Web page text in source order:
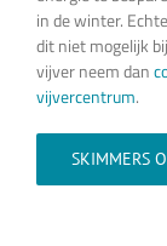
in de winter.
dit niet mogelijk
vijver neem dan
vijvercentrum.
SKIMMERS